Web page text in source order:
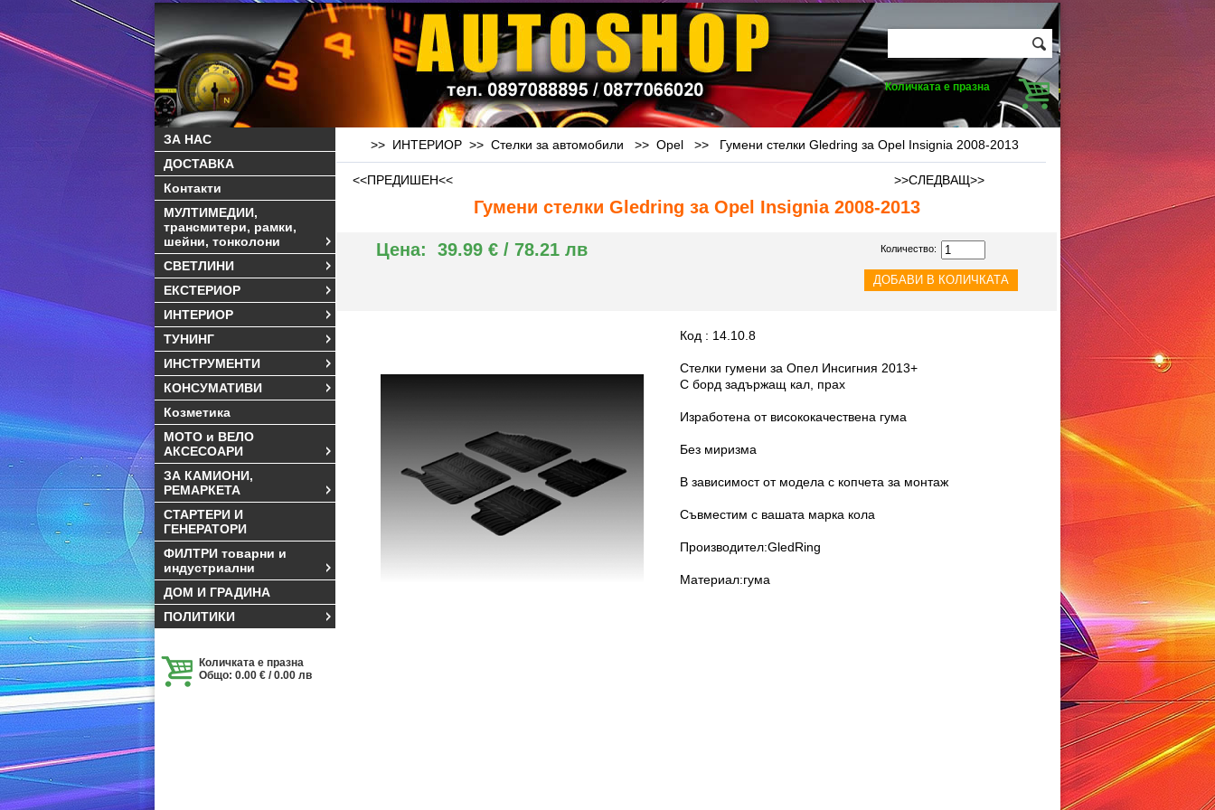
Количката е празна
ЗА НАС
ДОСТАВКА
Контакти
МУЛТИМЕДИИ,
трансмитери, рамки,
шейни, тонколони
СВЕТЛИНИ
ЕКСТЕРИОР
ИНТЕРИОР
ТУНИНГ
ИНСТРУМЕНТИ
КОНСУМАТИВИ
Козметика
МОТО и ВЕЛО
АКСЕСОАРИ
ЗА КАМИОНИ,
РЕМАРКЕТА
СТАРТЕРИ И
ГЕНЕРАТОРИ
ФИЛТРИ товарни и
индустриални
ДОМ И ГРАДИНА
ПОЛИТИКИ
Количката е празна
Общо: 0.00 € / 0.00 лв
>> ИНТЕРИОР >> Стелки за автомобили >> Opel >> Гумени стелки Gledring за Opel Insignia 2008-2013
<<ПРЕДИШЕН<< >>СЛЕДВАЩ>>
Гумени стелки Gledring за Opel Insignia 2008-2013
Цена: 39.99 € / 78.21 лв Количество:
Код : 14.10.8
Стелки гумени за Опел Инсигния 2013+
С борд задържащ кал, прах
Изработена от висококачествена гума
Без миризма
В зависимост от модела с копчета за монтаж
Съвместим с вашата марка кола
Производител:GledRing
Материал:гума